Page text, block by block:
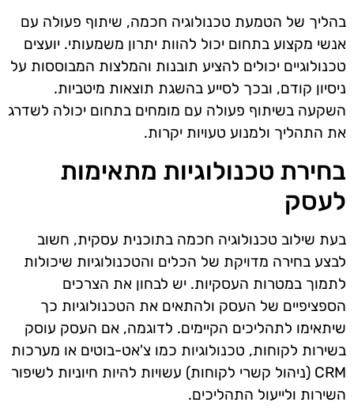
בהליך של הטמעת טכנולוגיה חכמה, שיתוף פעולה עם
אנשי מקצוע בתחום יכול להוות יתרון משמעותי. יועצים
טכנולוגיים יכולים להציע תובנות והמלצות המבוססות על
ניסיון קודם, ובכך לסייע בהשגת תוצאות מיטביות.
השקעה בשיתוף פעולה עם מומחים בתחום יכולה לשדרג
את התהליך ולמנוע טעויות יקרות.
בחירת טכנולוגיות מתאימות
לעסק
בעת שילוב טכנולוגיה חכמה בתוכנית עסקית, חשוב
לבצע בחירה מדויקת של הכלים והטכנולוגיות שיכולות
לתמוך במטרות העסקיות. יש לבחון את הצרכים
הספציפיים של העסק ולהתאים את הטכנולוגיות כך
שיתאימו לתהליכים הקיימים. לדוגמה, אם העסק עוסק
בשירות לקוחות, טכנולוגיות כמו צ'אט-בוטים או מערכות
CRM (ניהול קשרי לקוחות) עשויות להיות חיוניות לשיפור
השירות ולייעול התהליכים.